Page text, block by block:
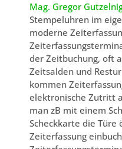
Mag. Gregor
Stempeluhren im
moderne
der Zeitbuchung, oft
Zeitsalden und
kommen
elektronische Zutritt
man zB mit einem
Scheckkarte die Türe
Zeiterfassung